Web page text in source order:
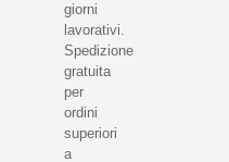
giorni
lavorativi.
Spedizione
gratuita
per
ordini
superiori
a